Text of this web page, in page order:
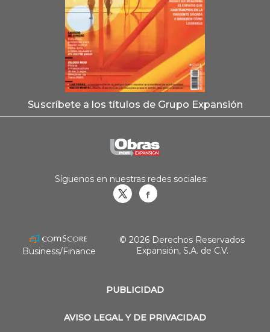
Suscríbete a los títulos de Grupo Expansión
PUBLICIDAD
AVISO LEGAL Y DE PRIVACIDAD
Síguenos en nuestras redes sociales:
Business/Finance
© 2026 Derechos Reservados
Expansión, S.A. de C.V.